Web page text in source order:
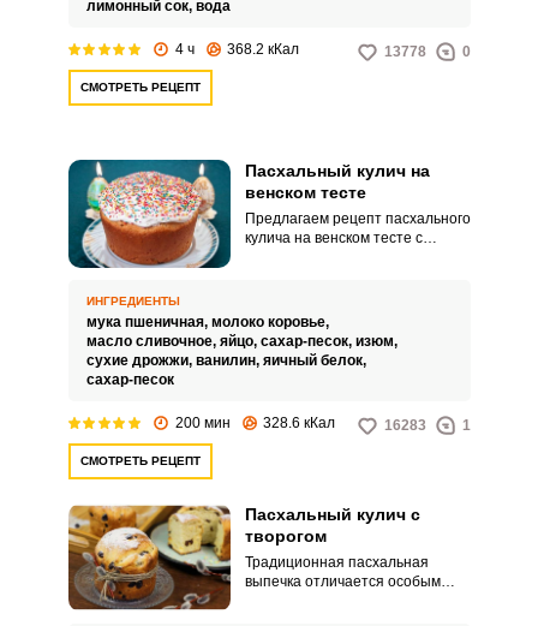
несколько иной.
лимонный сок, вода
4 ч 368.2 кКал 13778 0
СМОТРЕТЬ РЕЦЕПТ
Пасхальный кулич на
венском тесте
Предлагаем рецепт пасхального
кулича на венском тесте с
свежеприготовленного
пасхального кулича.
ИНГРЕДИЕНТЫ
мука пшеничная, молоко коровье,
масло сливочное, яйцо, сахар-песок, изюм,
сухие дрожжи, ванилин, яичный белок,
сахар-песок
200 мин 328.6 кКал 16283 1
СМОТРЕТЬ РЕЦЕПТ
Пасхальный кулич с
творогом
Традиционная пасхальная
выпечка отличается особым